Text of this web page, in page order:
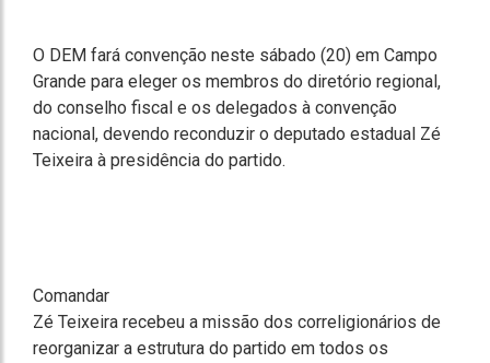
O DEM fará convenção neste sábado (20) em Campo
Grande para eleger os membros do diretório regional,
do conselho fiscal e os delegados à convenção
nacional, devendo reconduzir o deputado estadual Zé
Teixeira à presidência do partido.
Comandar
Zé Teixeira recebeu a missão dos correligionários de
reorganizar a estrutura do partido em todos os